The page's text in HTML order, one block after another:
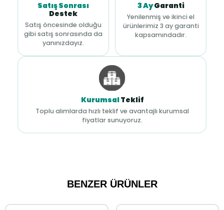
Satış Sonrası
Destek
Satış öncesinde olduğu
gibi satış sonrasında da
yanınızdayız.
3 AyGaranti
Yenilenmiş ve ikinci el
ürünlerimiz 3 ay garanti
kapsamındadır.
KurumsalTeklif
Toplu alımlarda hızlı teklif ve avantajlı kurumsal
fiyatlar sunuyoruz.
BENZER ÜRÜNLER